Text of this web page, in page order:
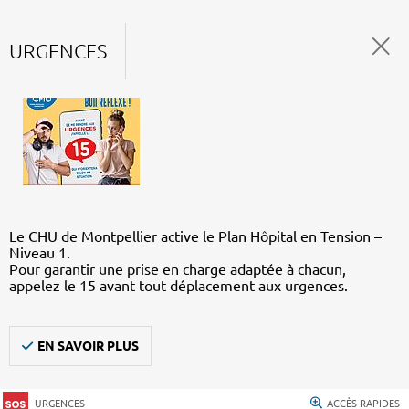
URGENCES
Le CHU de Montpellier active le Plan Hôpital en Tension –
Niveau 1.
Pour garantir une prise en charge adaptée à chacun,
appelez le 15 avant tout déplacement aux urgences.
EN SAVOIR PLUS
URGENCES ACCÈS RAPIDES